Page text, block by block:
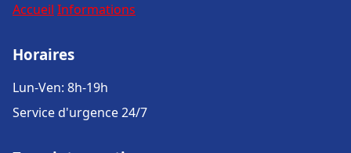
Accueil Informations
Horaires
Lun-Ven: 8h-19h
Service d'urgence 24/7